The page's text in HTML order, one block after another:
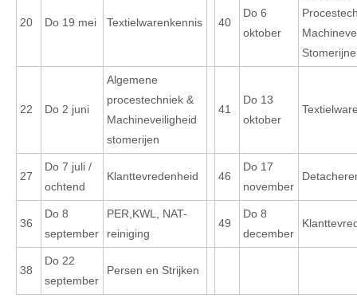
20 Do 19 mei Textielwarenkennis 40
Do 6
oktober
Stomerijne
22 Do 2 juni
Algemene
procestechniek &
Machineveiligheid
stomerijen
41
Do 13
oktober
27
Do 7 juli /
ochtend
Klanttevredenheid 46
Do 17
november
36
Do 8
september
PER,KWL, NAT-
reiniging
49
Do 8
december
38
Do 22
september
Persen en Strijken